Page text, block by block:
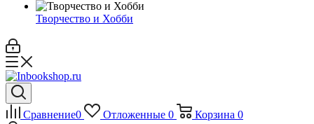
Творчество и Хобби
Сравнение0 Отложенные 0 Корзина 0